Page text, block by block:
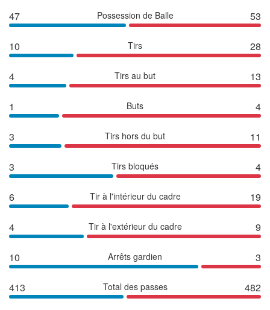
47 Possession de Balle 53
10 Tirs 28
4 Tirs au but 13
1 Buts 4
3 Tirs hors du but 11
3 Tirs bloqués 4
6 Tir à l'intérieur du cadre 19
4 Tir à l'extérieur du cadre 9
10 Arrêts gardien 3
413 Total des passes 482